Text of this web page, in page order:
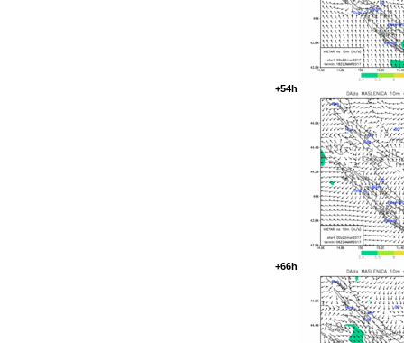
+54h
+66h